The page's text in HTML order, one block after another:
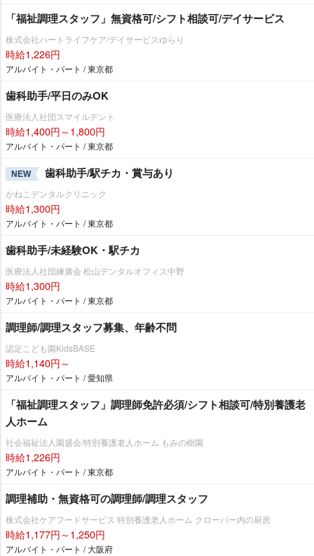
「福祉調理スタッフ」無資格可/シフト相談可/デイサービス
株式会社ハートライフケア/デイサービスゆらり
時給1,226円
アルバイト・パート / 東京都
歯科助手/平日のみOK
医療法人社団スマイルデント
時給1,400円～1,800円
アルバイト・パート / 東京都
NEW 歯科助手/駅チカ・賞与あり
かねこデンタルクリニック
時給1,300円
アルバイト・パート / 東京都
歯科助手/未経験OK・駅チカ
医療法人社団練廣会 松山デンタルオフィス中野
時給1,300円
アルバイト・パート / 東京都
調理師/調理スタッフ募集、年齢不問
認定こども園KidsBASE
時給1,140円～
アルバイト・パート / 愛知県
「福祉調理スタッフ」調理師免許必須/シフト相談可/特別養護老
人ホーム
社会福祉法人園盛会/特別養護老人ホーム もみの樹園
時給1,226円
アルバイト・パート / 東京都
調理補助・無資格可の調理師/調理スタッフ
株式会社ケアフードサービス 特別養護老人ホーム クローバー内の厨房
時給1,177円～1,250円
アルバイト・パート / 大阪府